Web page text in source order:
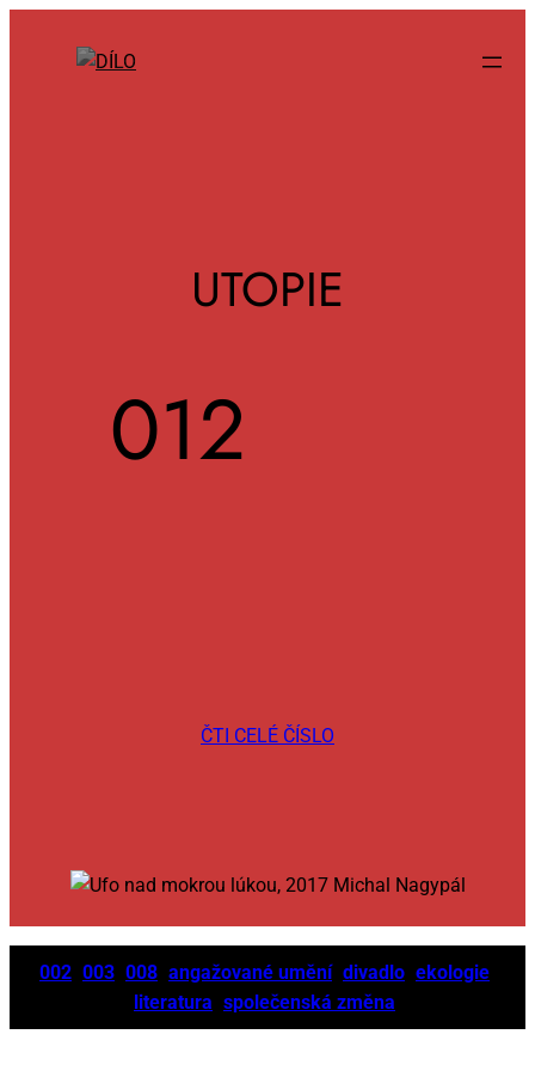
UTOPIE
012
ČTI CELÉ ČÍSLO
002 003 008 angažované umění divadlo ekologie
literatura společenská změna